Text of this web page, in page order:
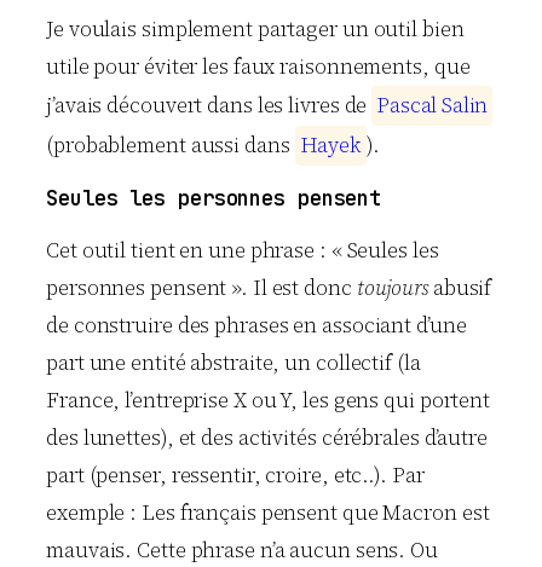
Je voulais simplement partager un outil bien
utile pour éviter les faux raisonnements, que
j’avais découvert dans les livres de PascalSalin
(probablement aussi dans Hayek).
Seules les personnes pensent
Cet outil tient en une phrase : « Seules les
personnes pensent ». Il est donc toujoursabusif
de construire des phrases en associant d’une
part une entité abstraite, un collectif (la
France, l’entreprise X ou Y, les gens qui portent
des lunettes), et des activités cérébrales d’autre
part (penser, ressentir, croire, etc..). Par
exemple : Les français pensent que Macron est
mauvais. Cette phrase n’a aucun sens. Ou